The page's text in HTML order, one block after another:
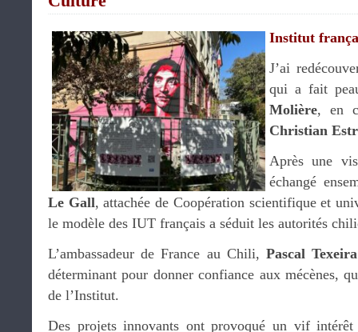
Institut
J’ai
qui a fait
Molière, en
Christian
Après une
échangé
Le Gall, attachée de Coopération scientifique et
le modèle des IUT français a séduit les autorités
L’ambassadeur de France au Chili, Pascal
déterminant pour donner confiance aux mécènes,
de l’Institut.
Des projets innovants ont provoqué un vif